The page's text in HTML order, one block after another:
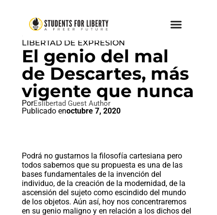
LIBERTAD DE EXPRESIÓN
LIBERTAD DE EXPRESION
El genio del mal
de Descartes, más
vigente que nunca
PorEslibertad Guest Author
Publicado enoctubre 7, 2020
Podrá no gustarnos la filosofía cartesiana pero
todos sabemos que su propuesta es una de las
bases fundamentales de la invención del
individuo, de la creación de la modernidad, de la
ascensión del sujeto como escindido del mundo
de los objetos. Aún así, hoy nos concentraremos
en su genio maligno y en relación a los dichos del